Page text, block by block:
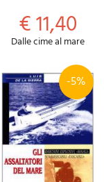
€ 11,40
Dalle cime al mare
-5%